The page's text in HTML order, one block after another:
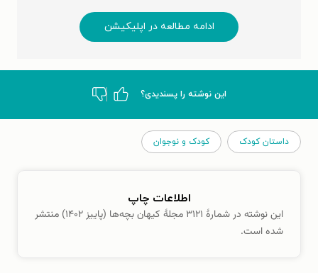
ادامه مطالعه در اپلیکیشن
این نوشته‌ را پسندیدی؟
داستان کودک کودک و نوجوان
اطلاعات چاپ
این نوشته در شمارهٔ ۳۱۲۱ مجلهٔ کیهان بچه‌ها (پاییز ۱۴۰۲) منتشر
شده است.